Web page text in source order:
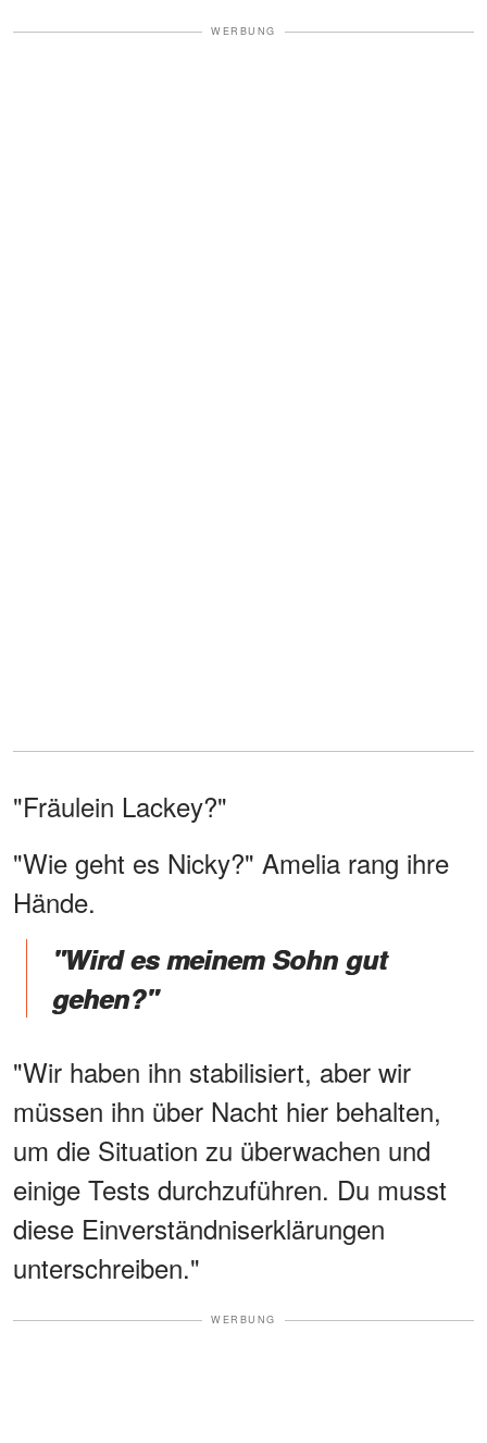
WERBUNG
"Fräulein Lackey?"
"Wie geht es Nicky?" Amelia rang ihre
Hände.
"Wird es meinem Sohn gut
gehen?"
"Wir haben ihn stabilisiert, aber wir
müssen ihn über Nacht hier behalten,
um die Situation zu überwachen und
einige Tests durchzuführen. Du musst
diese Einverständniserklärungen
unterschreiben."
WERBUNG